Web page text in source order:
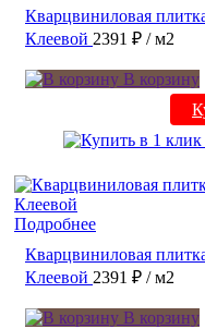
Кварцвиниловая
Клеевой 2391 ₽ / м2
В корзину
Подробнее
Кварцвиниловая
Клеевой 2391 ₽ / м2
В корзину